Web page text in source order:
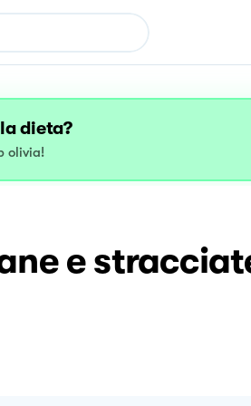
dieta?
olivia!
e